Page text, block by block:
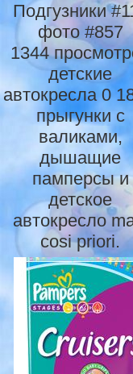
Подгузники
фото #857
1344
детские
автокресла 0
прыгунки с
валиками,
дышащие
памперсы и
детское
автокресло
cosi priori.